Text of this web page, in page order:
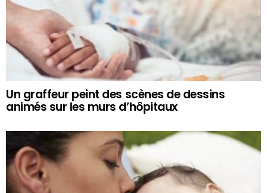
Un graffeur peint des scènes de dessins
animés sur les murs d’hôpitaux